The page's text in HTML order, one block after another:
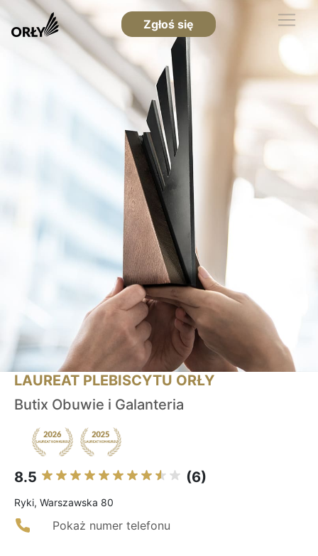
Zgłoś się
LAUREAT PLEBISCYTU ORŁY
Butix Obuwie i Galanteria
8.5 (6)
Ryki, Warszawska 80
Pokaż numer telefonu